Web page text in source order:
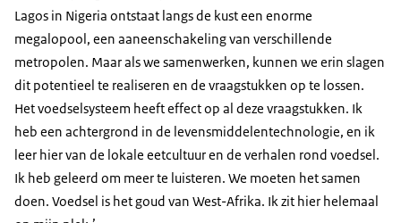
Lagos in Nigeria ontstaat langs de kust een enorme
megalopool, een aaneenschakeling van verschillende
metropolen. Maar als we samenwerken, kunnen we erin slagen
dit potentieel te realiseren en de vraagstukken op te lossen.
Het voedselsysteem heeft effect op al deze vraagstukken. Ik
heb een achtergrond in de levensmiddelentechnologie, en ik
leer hier van de lokale eetcultuur en de verhalen rond voedsel.
Ik heb geleerd om meer te luisteren. We moeten het samen
doen. Voedsel is het goud van West-Afrika. Ik zit hier helemaal